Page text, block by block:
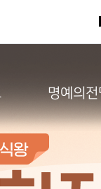
명예의